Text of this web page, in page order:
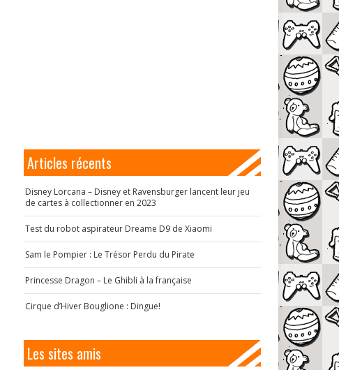
Articles récents
Disney Lorcana – Disney et Ravensburger lancent leur jeu
de cartes à collectionner en 2023
Test du robot aspirateur Dreame D9 de Xiaomi
Sam le Pompier : Le Trésor Perdu du Pirate
Princesse Dragon – Le Ghibli à la française
Cirque d’Hiver Bouglione : Dingue!
Les sites amis